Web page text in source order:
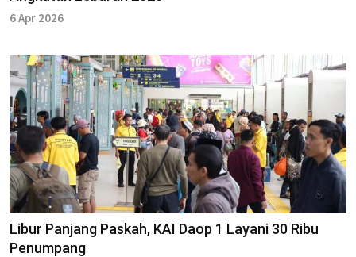
6 Apr 2026
Libur Panjang Paskah, KAI Daop 1 Layani 30 Ribu
Penumpang